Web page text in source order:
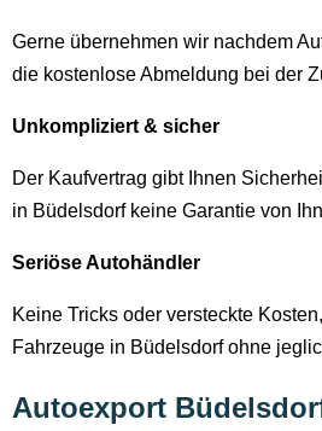
Gerne übernehmen wir nachdem
die kostenlose Abmeldung bei der
Unkompliziert & sicher
Der Kaufvertrag gibt Ihnen
in Büdelsdorf keine Garantie von
Seriöse Autohändler
Keine Tricks oder versteckte
Fahrzeuge in Büdelsdorf ohne
Autoexport